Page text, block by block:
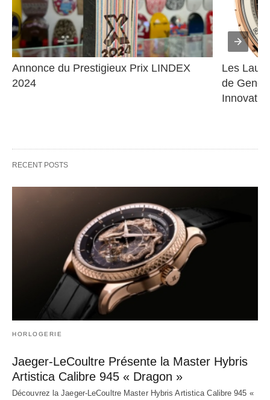
Annonce du Prestigieux Prix LINDEX
2024
Les
de
RECENT POSTS
HORLOGERIE
Jaeger-LeCoultre Présente la Master Hybris
Artistica Calibre 945 « Dragon »
Découvrez la Jaeger-LeCoultre Master Hybris Artistica Calibre 945 «